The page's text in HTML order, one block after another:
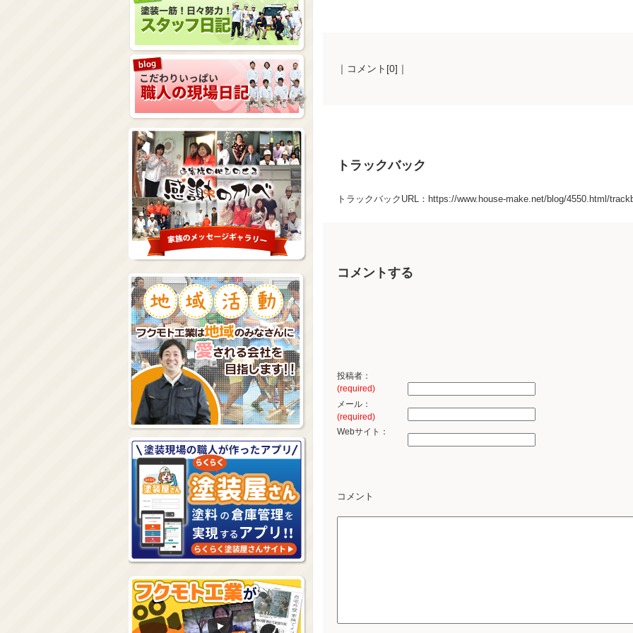
｜コメント[0]｜
トラックバック
トラックバックURL：https://www.house-make.net/blog/4550.html/
コメントする
投稿者：
(required)
メール：
(required)
Webサイト：
コメント